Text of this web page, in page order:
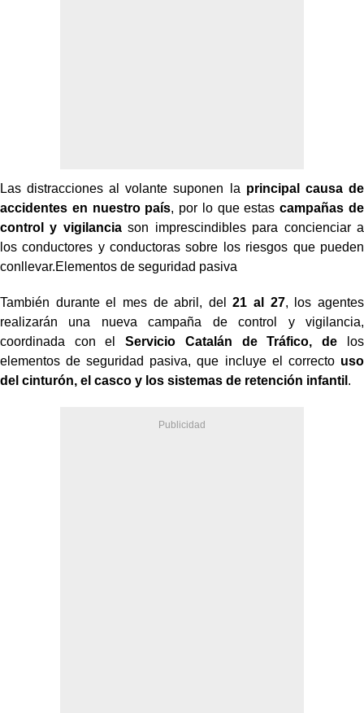
Las distracciones al volante suponen la principal causa de
accidentes en nuestro país, por lo que estascampañas de
control y vigilanciason imprescindibles para concienciar a
los conductores y conductoras sobre los riesgos que pueden
conllevar.Elementos de seguridad pasiva
También durante el mes de abril, del21 al 27, los agentes
realizarán una nueva campaña de control y vigilancia,
coordinada con elServicio Catalán de Tráfico, de los
elementos de seguridad pasiva, que incluye el correcto uso
del cinturón, el casco y los sistemas de retención infantil .